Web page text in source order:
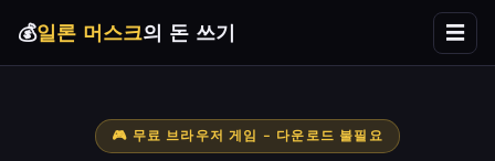
💰일론 머스크의 돈 쓰기 ☰
🎮 무료 브라우저 게임 - 다운로드 불필요